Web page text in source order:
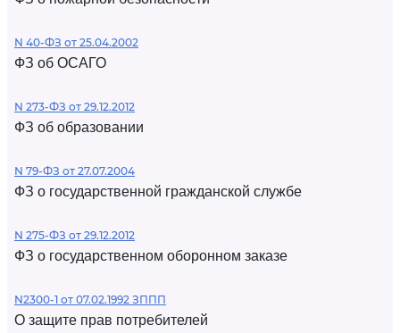
N 40-ФЗ от 25.04.2002
ФЗ об ОСАГО
N 273-ФЗ от 29.12.2012
ФЗ об образовании
N 79-ФЗ от 27.07.2004
ФЗ о государственной гражданской службе
N 275-ФЗ от 29.12.2012
ФЗ о государственном оборонном заказе
N2300-1 от 07.02.1992 ЗППП
О защите прав потребителей